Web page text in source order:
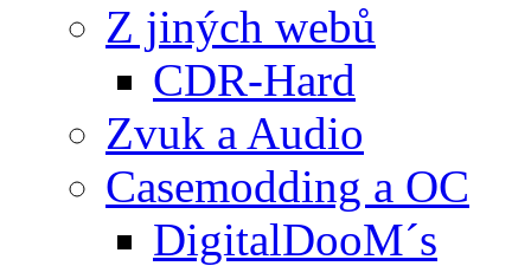
Z jiných webů
CDR-Hard
Zvuk a Audio
Casemodding a OC
DigitalDooM´s